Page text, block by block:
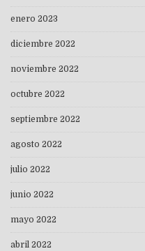
enero 2023
diciembre 2022
noviembre 2022
octubre 2022
septiembre 2022
agosto 2022
julio 2022
junio 2022
mayo 2022
abril 2022